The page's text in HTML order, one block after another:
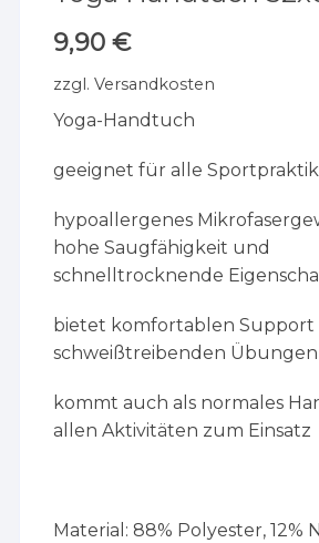
9,90€
zzgl.Versandkosten
Yoga-Handtuch
geeignet für alle
hypoallergenes
hohe Saugfähigkeit und
schnelltrocknende
bietet komfortablen Support
schweißtreibenden Übungen
kommt auch als normales
allen Aktivitäten zum Einsatz
Material: 88% Polyester, 12%